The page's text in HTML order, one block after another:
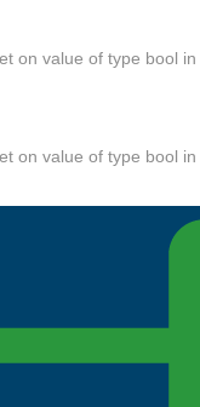
on value of type bool in
on value of type bool in